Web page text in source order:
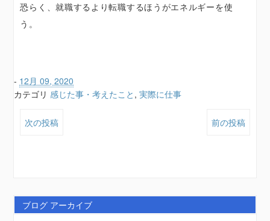
恐らく、就職するより転職するほうがエネルギーを使
う。
- 12月 09, 2020
カテゴリ 感じた事・考えたこと ,実際に仕事
次の投稿 前の投稿
ブログ アーカイブ